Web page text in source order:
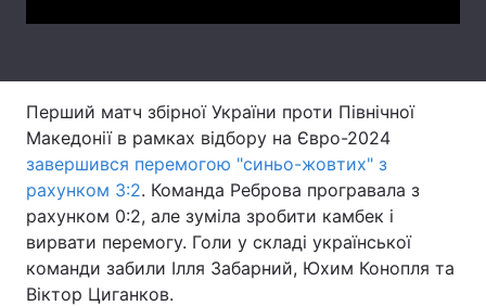
Архів Вакансії
Контакти
Послуги
Перший матч збірної України проти Північної
Македонії в рамках відбору на Євро-2024
завершився перемогою "синьо-жовтих" з
рахунком 3:2. Команда Реброва програвала з
рахунком 0:2, але зуміла зробити камбек і
вирвати перемогу. Голи у складі української
команди забили Ілля Забарний, Юхим Конопля та
Віктор Циганков.